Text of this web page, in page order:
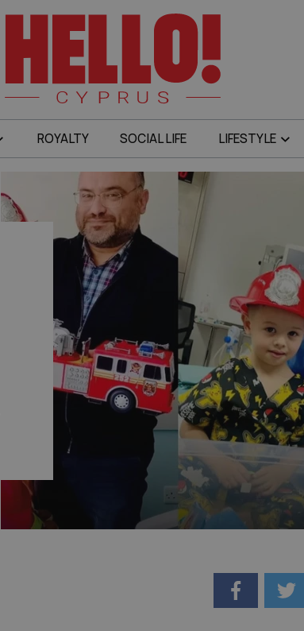
ROYALTY SOCIAL LIFE LIFESTYLE